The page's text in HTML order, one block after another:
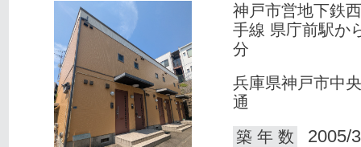
神戸市営地下鉄
手線 県庁前駅か
分
兵庫県神戸市中
通
築 年 数
2005/